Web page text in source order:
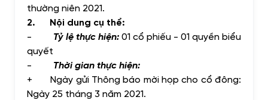
thường niên 2021.
2. Nội dung cụ thể:
- Tỷ lệ thực hiện: 01 cổ phiếu - 01 quyền biểu
quyết
- Thời gian thực hiện:
+Ngày gửi Thông báo mời họp cho cổ đông:
Ngày 25 tháng 3 năm 2021.